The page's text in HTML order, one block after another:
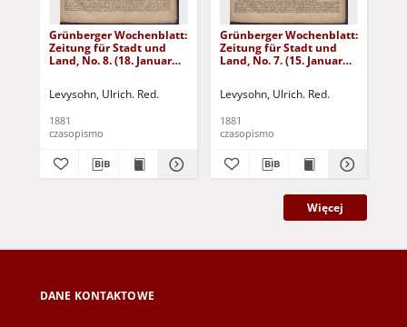
Grünberger Wochenblatt:
Zeitung für Stadt und
Land, No. 8. (18. Januar
Levysohn, Ulrich. Red.
1881
czasopismo
Grünberger Wochenblatt:
Zeitung für Stadt und
Land, No. 7. (15. Januar
Levysohn, Ulrich. Red.
1881
czasopismo
Więcej
DANE KONTAKTOWE